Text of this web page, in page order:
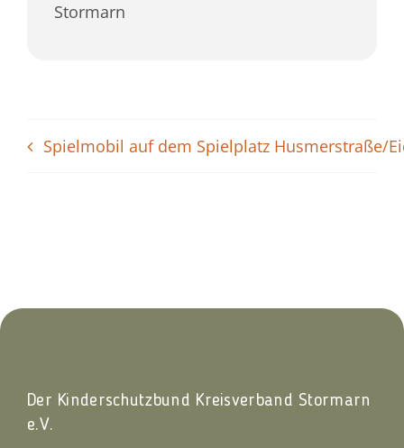
Stormarn
Spielmobil auf dem Spielplatz Husmerstraße/
Der Kinderschutzbund Kreisverband Stormarn
e.V.